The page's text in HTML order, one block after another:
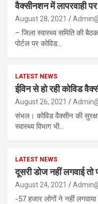
वैक्सीनशन में लापरवाही पर
August 28, 2021
– जिला स्वास्थ्य समिति की
पोर्टल पर कोविड…
LATEST NEWS
ईविन से हो रही कोविड
August 26, 2021
संभल। कोविड वैक्सीन की
स्वास्थ्य विभाग भी…
LATEST NEWS
दूसरी डोज नहीं लगवाई
August 24, 2021
-57 हजार लोगों ने नहीं